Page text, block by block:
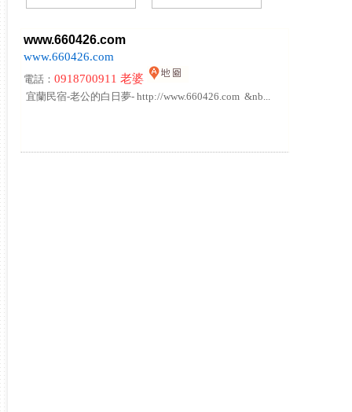
www.660426.com
www.660426.com
電話： 0918700911 老婆
宜蘭民宿-老公的白日夢- http://www.660426.com &nb...